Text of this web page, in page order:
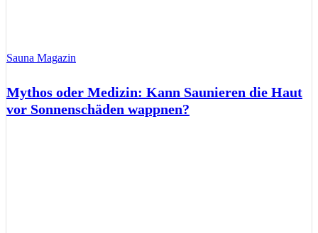
Sauna Magazin
Mythos oder Medizin: Kann Saunieren die Haut
vor Sonnenschäden wappnen?